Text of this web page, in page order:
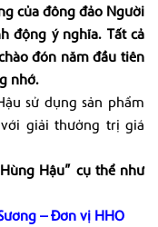
của đông đảo Người
động ý nghĩa. Tất cả
đón năm đầu tiên
nhớ.
sử dụng sản phẩm
giải thưởng trị giá
Hậu” cụ thể như
– Đơn vị HHO